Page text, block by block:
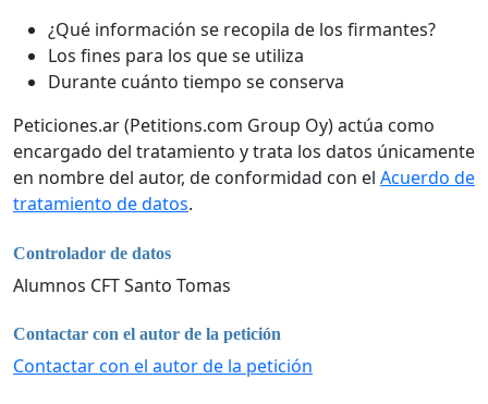
¿Qué información se recopila de los firmantes?
Los fines para los que se utiliza
Durante cuánto tiempo se conserva
Peticiones.ar (Petitions.com Group Oy) actúa como
encargado del tratamiento y trata los datos únicamente
en nombre del autor, de conformidad con el Acuerdo de
tratamiento de datos.
Controlador de datos
Alumnos CFT Santo Tomas
Contactar con el autor de la petición
Contactar con el autor de la petición